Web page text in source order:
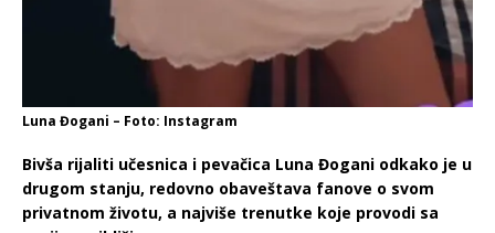
Luna Đogani – Foto: Instagram
Bivša rijaliti učesnica i pevačica Luna Đogani odkako je u
drugom stanju, redovno obaveštava fanove o svom
privatnom životu, a najviše trenutke koje provodi sa